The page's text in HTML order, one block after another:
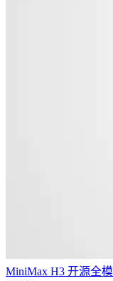
MiniMax H3 开源全